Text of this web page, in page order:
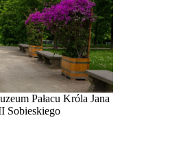
Pałacu Króla Jana
Sobieskiego